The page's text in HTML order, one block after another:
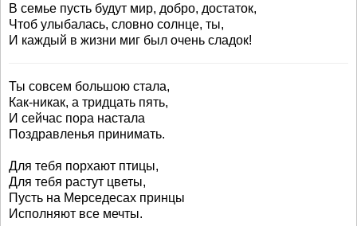
В семье пусть будут мир, добро, достаток,
Чтоб улыбалась, словно солнце, ты,
И каждый в жизни миг был очень сладок!
Ты совсем большою стала,
Как-никак, а тридцать пять,
И сейчас пора настала
Поздравленья принимать.
Для тебя порхают птицы,
Для тебя растут цветы,
Пусть на Мерседесах принцы
Исполняют все мечты.